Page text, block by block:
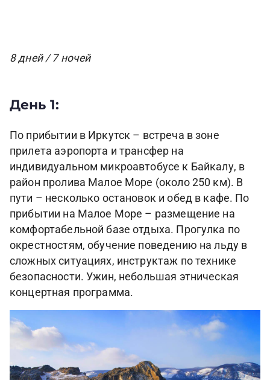
8 дней / 7 ночей
День 1:
По прибытии в Иркутск – встреча в зоне
прилета аэропорта и трансфер на
индивидуальном микроавтобусе к Байкалу, в
район пролива Малое Море (около 250 км). В
пути – несколько остановок и обед в кафе. По
прибытии на Малое Море – размещение на
комфортабельной базе отдыха. Прогулка по
окрестностям, обучение поведению на льду в
сложных ситуациях, инструктаж по технике
безопасности. Ужин, небольшая этническая
концертная программа.